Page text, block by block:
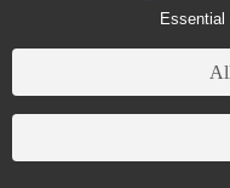
Essential